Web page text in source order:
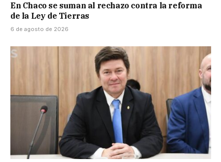
En Chaco se suman al rechazo contra la reforma
de la Ley de Tierras
6 de agosto de 2026